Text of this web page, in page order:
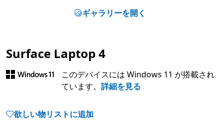
ギャラリーを開く
Surface Laptop 4
このデバイスには Windows 11 が搭載され
ています。 詳細を見る
欲しい物リストに追加